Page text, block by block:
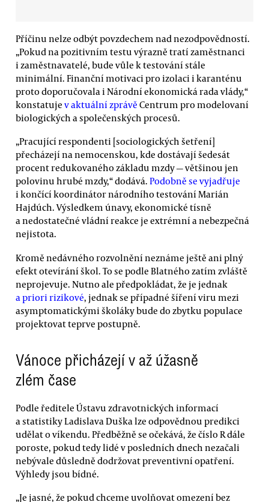
Příčinu nelze odbýt povzdechem nad nezodpovědností.
„Pokud na pozitivním testu výrazně tratí zaměstnanci
i zaměstnavatelé, bude vůle k testování stále
minimální. Finanční motivaci pro izolaci i karanténu
proto doporučovala i Národní ekonomická rada vlády,“
konstatuje v aktuální zprávě Centrum pro modelovaní
biologických a společenských procesů.
„Pracující respondenti [sociologických šetření]
přecházejí na nemocenskou, kde dostávají šedesát
procent redukovaného základu mzdy — většinou jen
polovinu hrubé mzdy,“ dodává. Podobně se vyjadřuje
i končící koordinátor národního testování Marián
Hajdúch. Výsledkem únavy, ekonomické tísně
a nedostatečné vládní reakce je extrémní a nebezpečná
nejistota.
Kromě nedávného rozvolnění neznáme ještě ani plný
efekt otevírání škol. To se podle Blatného zatím zvláště
neprojevuje. Nutno ale předpokládat, že je jednak
a priori rizikové, jednak se případné šíření viru mezi
asymptomatickými školáky bude do zbytku populace
projektovat teprve postupně.
Vánoce přicházejí v až úžasně
zlém čase
Podle ředitele Ústavu zdravotnických informací
a statistiky Ladislava Duška lze odpovědnou predikci
udělat o víkendu. Předběžně se očekává, že číslo R dále
poroste, pokud tedy lidé v posledních dnech nezačali
nebývale důsledně dodržovat preventivní opatření.
Výhledy jsou bídné.
„Je jasné, že pokud chceme uvolňovat omezení bez